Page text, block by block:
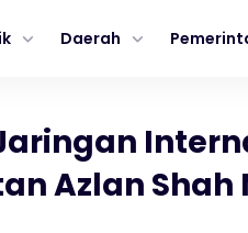
Daerah
Azlan Shah